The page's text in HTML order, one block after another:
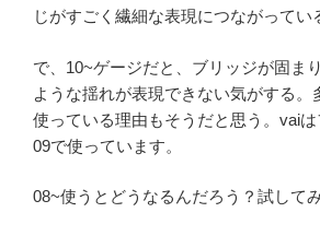
じがすごく繊細な表現につながってい
で、10~ゲージだと、ブリッジが固ま
ような揺れが表現できない気がする。
使っている理由もそうだと思う。vai
09で使っています。
08~使うとどうなるんだろう？試して